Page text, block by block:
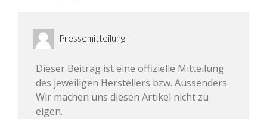
Pressemitteilung
Dieser Beitrag ist eine offizielle Mitteilung
des jeweiligen Herstellers bzw. Aussenders.
Wir machen uns diesen Artikel nicht zu
eigen.